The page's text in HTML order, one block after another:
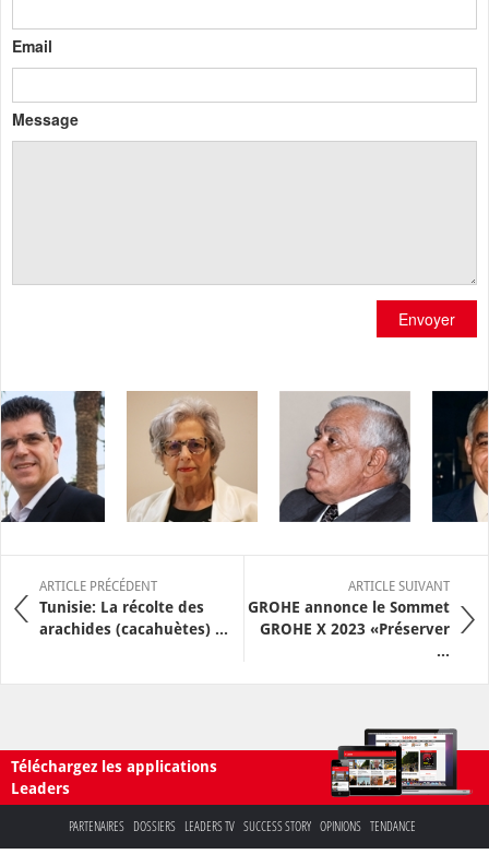
Email
Message
Envoyer
ARTICLE PRÉCÉDENT
Tunisie: La récolte des
arachides (cacahuètes) ...
ARTICLE SUIVANT
GROHE annonce le Sommet
GROHE X 2023 «Préserver
...
Téléchargez les applications
Leaders
PARTENAIRES DOSSIERS LEADERS TV SUCCESS STORY OPINIONS TENDANCE